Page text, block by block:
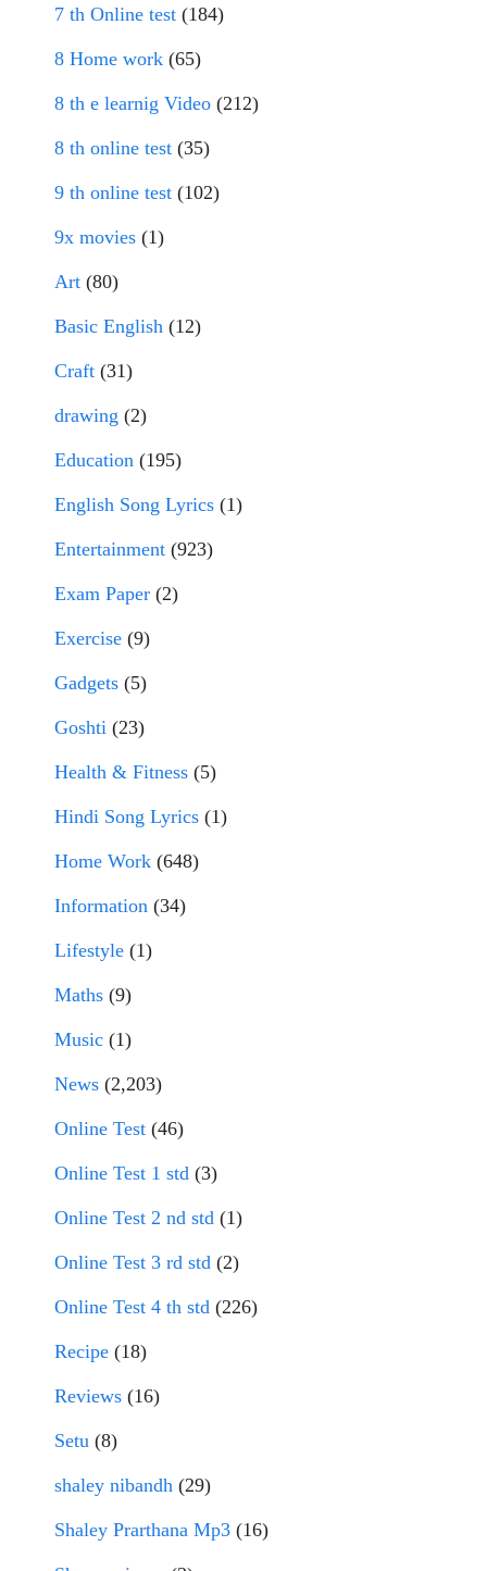
7 th Online test (184)
8 Home work (65)
8 th e learnig Video (212)
8 th online test (35)
9 th online test (102)
9x movies (1)
Art (80)
Basic English (12)
Craft (31)
drawing (2)
Education (195)
English Song Lyrics (1)
Entertainment (923)
Exam Paper (2)
Exercise (9)
Gadgets (5)
Goshti (23)
Health & Fitness (5)
Hindi Song Lyrics (1)
Home Work (648)
Information (34)
Lifestyle (1)
Maths (9)
Music (1)
News (2,203)
Online Test (46)
Online Test 1 std (3)
Online Test 2 nd std (1)
Online Test 3 rd std (2)
Online Test 4 th std (226)
Recipe (18)
Reviews (16)
Setu (8)
shaley nibandh (29)
Shaley Prarthana Mp3 (16)